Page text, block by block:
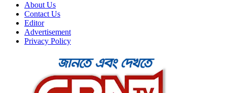
About Us
Contact Us
Editor
Advertisement
Privacy Policy